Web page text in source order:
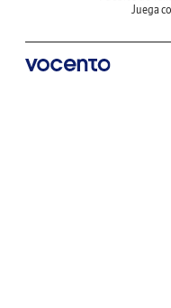
Juega